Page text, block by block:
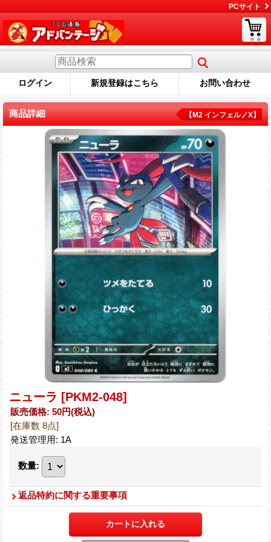
PCサイト
ログイン 新規登録はこちら お問い合わせ
商品詳細 【M2 インフェルノX】
ニューラ [PKM2-048]
販売価格: 50円(税込)
[在庫数 8点]
発送管理用: 1A
数量:
返品特約に関する重要事項